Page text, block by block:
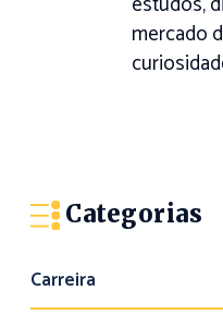
mercado
Categorias
Carreira